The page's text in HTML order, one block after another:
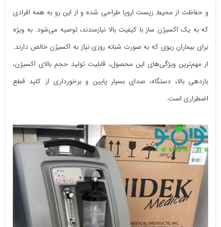
و حفاظت از محیط زیست اروپا طراحی ‌شده و از این رو به همه افرادی
که به یک اکسیژن ساز با کیفیت بالا نیازمندند، توصیه می‌شود. به ویژه
برای بیماران ریوی که به صورت شبانه‌ روزی نیاز به اکسیژن خالص دارند.
از مهم‌ترین ویژگی‌های این محصول، قابلیت تولید حجم بالای اکسیژن،
بازدهی بالا، دستگاه، صدای بسیار پایین و برخورداری از کلید قطع
اضطراری است.